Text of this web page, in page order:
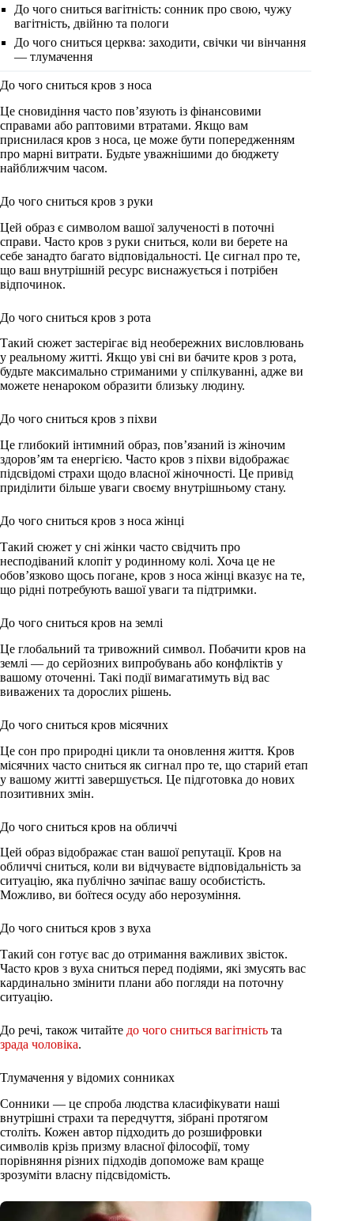
До чого сниться вагітність: сонник про свою, чужу
вагітність, двійню та пологи
До чого сниться церква: заходити, свічки чи вінчання
— тлумачення
До чого сниться кров з носа
Це сновидіння часто пов’язують із фінансовими
справами або раптовими втратами. Якщо вам
приснилася кров з носа, це може бути попередженням
про марні витрати. Будьте уважнішими до бюджету
найближчим часом.
До чого сниться кров з руки
Цей образ є символом вашої залученості в поточні
справи. Часто кров з руки сниться, коли ви берете на
себе занадто багато відповідальності. Це сигнал про те,
що ваш внутрішній ресурс виснажується і потрібен
відпочинок.
До чого сниться кров з рота
Такий сюжет застерігає від необережних висловлювань
у реальному житті. Якщо уві сні ви бачите кров з рота,
будьте максимально стриманими у спілкуванні, адже ви
можете ненароком образити близьку людину.
До чого сниться кров з піхви
Це глибокий інтимний образ, пов’язаний із жіночим
здоров’ям та енергією. Часто кров з піхви відображає
підсвідомі страхи щодо власної жіночності. Це привід
приділити більше уваги своєму внутрішньому стану.
До чого сниться кров з носа жінці
Такий сюжет у сні жінки часто свідчить про
несподіваний клопіт у родинному колі. Хоча це не
обов’язково щось погане, кров з носа жінці вказує на те,
що рідні потребують вашої уваги та підтримки.
До чого сниться кров на землі
Це глобальний та тривожний символ. Побачити кров на
землі — до серйозних випробувань або конфліктів у
вашому оточенні. Такі події вимагатимуть від вас
виважених та дорослих рішень.
До чого сниться кров місячних
Це сон про природні цикли та оновлення життя. Кров
місячних часто сниться як сигнал про те, що старий етап
у вашому житті завершується. Це підготовка до нових
позитивних змін.
До чого сниться кров на обличчі
Цей образ відображає стан вашої репутації. Кров на
обличчі сниться, коли ви відчуваєте відповідальність за
ситуацію, яка публічно зачіпає вашу особистість.
Можливо, ви боїтеся осуду або нерозуміння.
До чого сниться кров з вуха
Такий сон готує вас до отримання важливих звісток.
Часто кров з вуха сниться перед подіями, які змусять вас
кардинально змінити плани або погляди на поточну
ситуацію.
До речі, також читайте до чого сниться вагітність та
зрада чоловіка.
Тлумачення у відомих сонниках
Сонники — це спроба людства класифікувати наші
внутрішні страхи та передчуття, зібрані протягом
століть. Кожен автор підходить до розшифровки
символів крізь призму власної філософії, тому
порівняння різних підходів допоможе вам краще
зрозуміти власну підсвідомість.